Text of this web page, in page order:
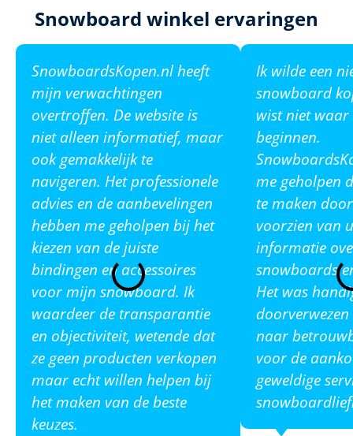
Snowboard winkel ervaringen
SnowboardsKopen.nl heeft
mijn verwachtingen
overtroffen. De website is
niet alleen informatief, maar
ook gemakkelijk te
navigeren. Het professionele
advies en de aanbevelingen
hebben me geholpen bij het
kiezen van de juiste
bindingen en accessoires
voor mijn snowboard. Ik
waardeer de transparantie
en objectiviteit, wetende dat
ze geen producten verkopen
maar echt willen helpen bij
het maken van de beste
keuzes.
Ik wilde een
snowboard
wist niet waar
beginnen.
me geholpen
te maken
voorzien van
informatie
snowboards
Het was
naar
voor de
geweldige